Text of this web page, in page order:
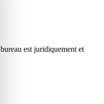
est juridiquement et